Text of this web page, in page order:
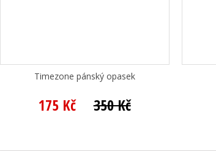
Timezone pánský opasek
175 Kč 350 Kč